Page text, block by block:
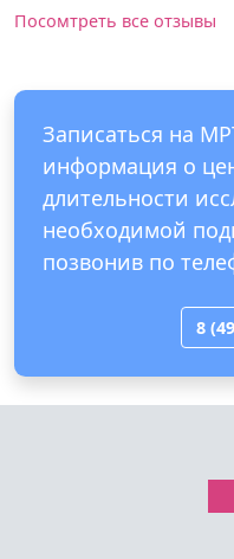
Посомтреть все отзывы
Записаться на
информация о
длительности
необходимой
позвонив по
8